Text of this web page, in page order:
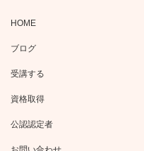
HOME
ブログ
受講する
資格取得
公認認定者